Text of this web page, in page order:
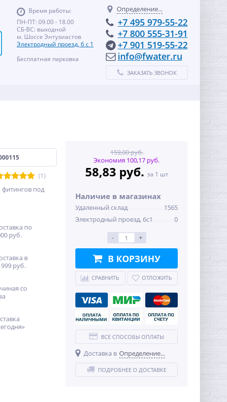
Время работы:
ПН-ПТ: 09.00 - 18.00
СБ-ВС: выходной
м. Шоссе Энтузиастов
Электродный проезд, 6 с 1
Бесплатная парковка
Определение...
+7 495 979-55-22
+7 800 555-31-91
+7 901 519-55-22
info@fwater.ru
ЗАКАЗАТЬ ЗВОНОК
(1)
под
по
руб.
в
руб.
со
159,00 руб.
Экономия 100,17 руб.
58,83 руб. за 1 шт
Наличие в магазинах
Удаленный склад
1565
Электродный проезд, 6с1
0
- +
В КОРЗИНУ
СРАВНИТЬ ОТЛОЖИТЬ
ВСЕ СПОСОБЫ ОПЛАТЫ
Доставка в Определение...
ПОДРОБНЕЕ О ДОСТАВКЕ